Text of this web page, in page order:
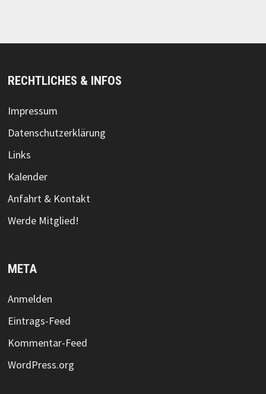
RECHTLICHES & INFOS
Impressum
Datenschutzerklärung
Links
Kalender
Anfahrt & Kontakt
Werde Mitglied!
META
Anmelden
Eintrags-Feed
Kommentar-Feed
WordPress.org